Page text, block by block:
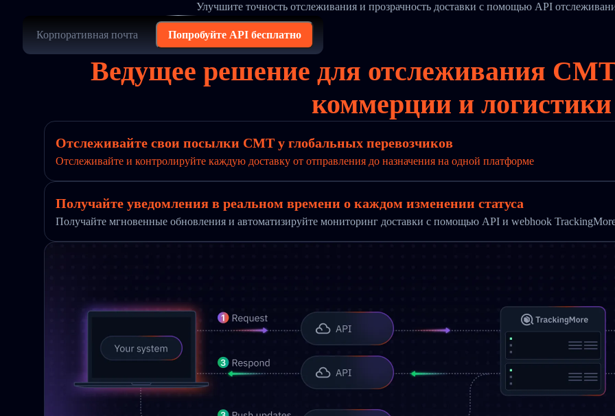
Улучшите точность отслеживания и прозрачность доставки с помощью API
Попробуйте API бесплатно
Ведущее решение для отслеживания
коммерции и логистики
Отслеживайте свои посылки CMT у глобальных перевозчиков
Отслеживайте и контролируйте каждую доставку от отправления до назначения на одной платформе
Получайте уведомления в реальном времени о каждом изменении статуса
Получайте мгновенные обновления и автоматизируйте мониторинг доставки с помощью API и webhook